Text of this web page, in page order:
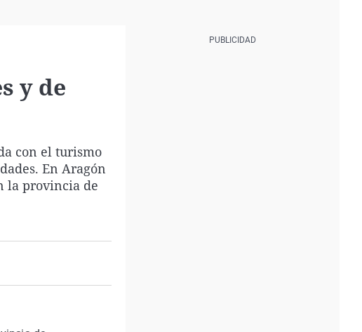
y de
con el turismo
En Aragón
la provincia de